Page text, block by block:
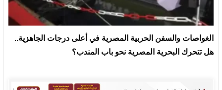
الغواصات والسفن الحربية المصرية في أعلى درجات الجاهزية..
هل تتحرك البحرية المصرية نحو باب المندب؟